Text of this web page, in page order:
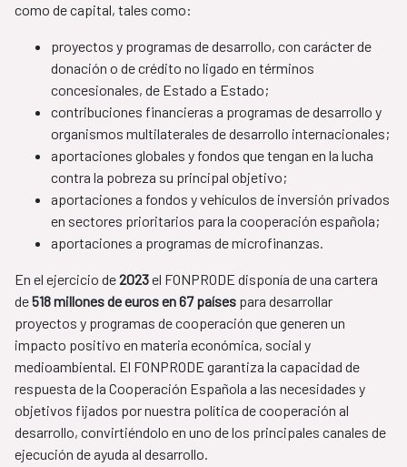
como de capital, tales como:
proyectos y programas de desarrollo, con carácter de
donación o de crédito no ligado en términos
concesionales, de Estado a Estado​;
contribuciones financieras a programas de desarrollo y
organismos multilaterales de desarrollo internacionales;
aportaciones globales y fondos que tengan en la lucha
contra la pobreza su principal objetivo;
aportaciones a fondos y vehículos de inversión privados
en sectores prioritarios para la cooperación española;
aportaciones a programas de microfinanzas.
En el ejercicio de2023el FONPRODE disponía de una cartera
de518 millones de euros en 67 países para desarrollar
proyectos y programas de cooperación que generen un
impacto positivo en materia económica, social y
medioambiental. El FONPRODE garantiza la capacidad de
respuesta de la Cooperación Española a las necesidades y
objetivos fijados por nuestra política de cooperación al
desarrollo, convirtiéndolo en uno de los principales canales de
ejecución de ayuda al desarrollo.